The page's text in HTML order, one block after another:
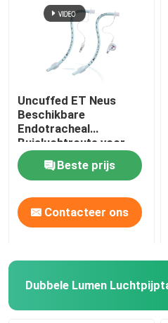
Uncuffed ET Neus
Beschikbare
Endotracheal
Buisluchtroute voor
Chirurgische OEM
Beste prijs
Contacteer ons
Dubbele Lumen